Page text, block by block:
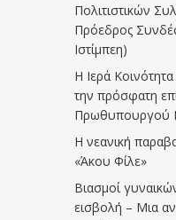
Πολιτιστικών
Πρόεδρος
Ιστίμπεη)
Η Ιερά
την πρόσφατη
Πρωθυπουργού
Η νεανική
«Άκου Φίλε»
Βιασμοί
εισβολή – Μια